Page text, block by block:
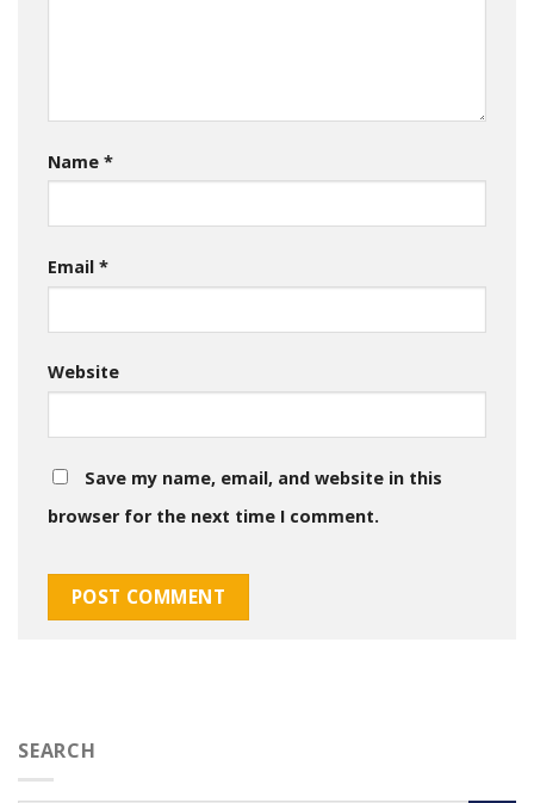
Name *
Email *
Website
Save my name, email, and website in this
browser for the next time I comment.
SEARCH